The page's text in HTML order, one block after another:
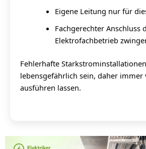
Eigene Leitung nur für
Fachgerechter Anschluss
Elektrofachbetrieb
Fehlerhafte
lebensgefährlich sein, daher immer
ausführen lassen.